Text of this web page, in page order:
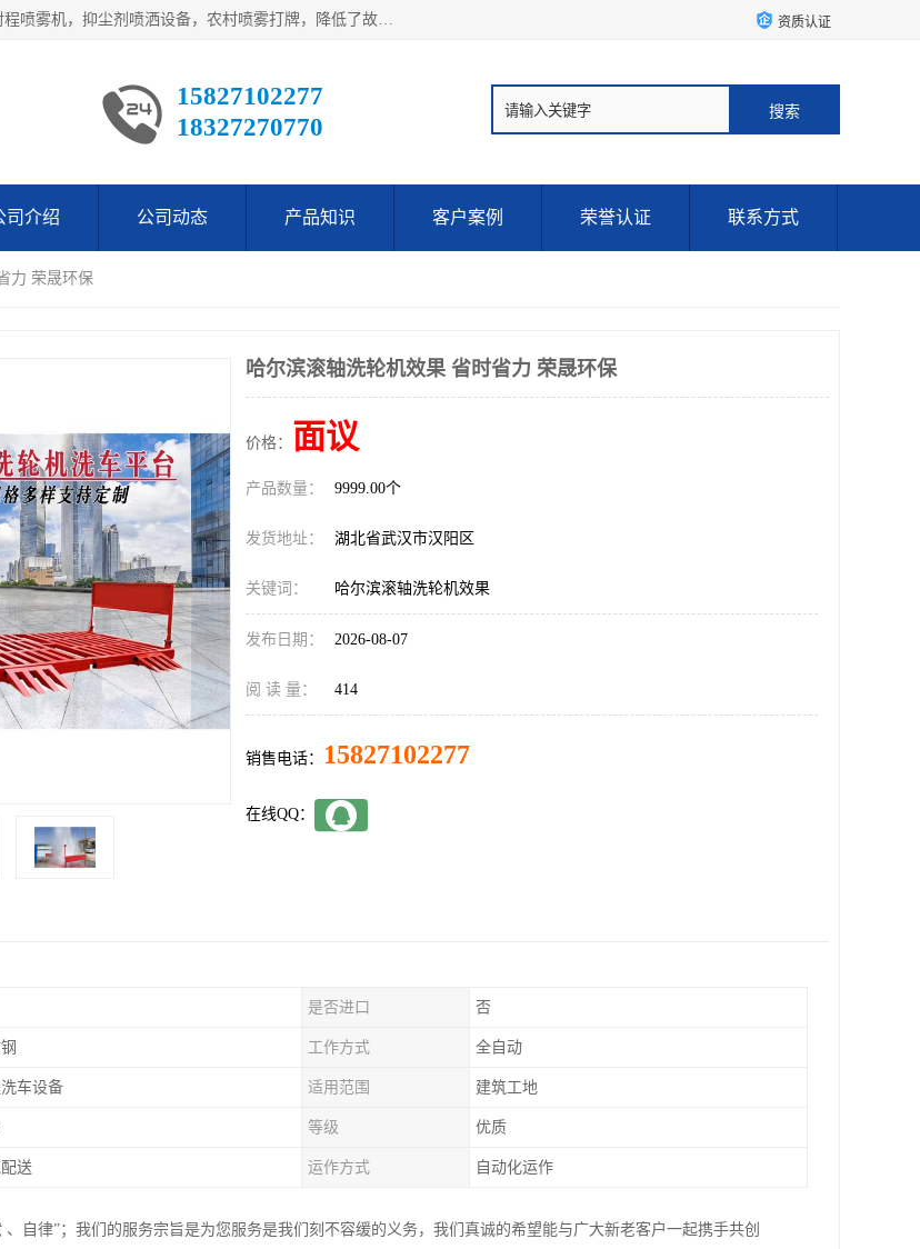
武汉荣晟环保科技有限公司产品涵盖了全自动工程车辆洗轮机，环保远射程喷雾机，抑尘剂喷洒设备，农村喷雾打牌，降低了故障率。多次获得环保科技进步奖，赢得了广大客户的一直好评. 资质认证
15827102277
18327270770
司介绍 公司动态 产品知识 客户案例 荣誉认证 联系方式
力 荣晟环保
哈尔滨滚轴洗轮机效果 省时省力 荣晟环保
价格： 面议
产品数量： 9999.00个
发货地址： 湖北省武汉市汉阳区
关键词： 哈尔滨滚轴洗轮机效果
发布日期： 2026-08-07
阅 读 量： 414
销售电话： 15827102277
在线QQ：
是否进口 否
工作方式 全自动
车设备 适用范围 建筑工地
等级 优质
送 运作方式 自动化运作
、自律”；我们的服务宗旨是为您服务是我们刻不容缓的义务，我们真诚的希望能与广大新老客户一起携手共创